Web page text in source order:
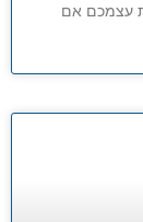
עצמכם אם